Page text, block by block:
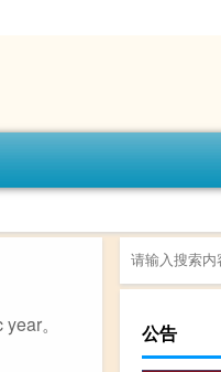
。
公告